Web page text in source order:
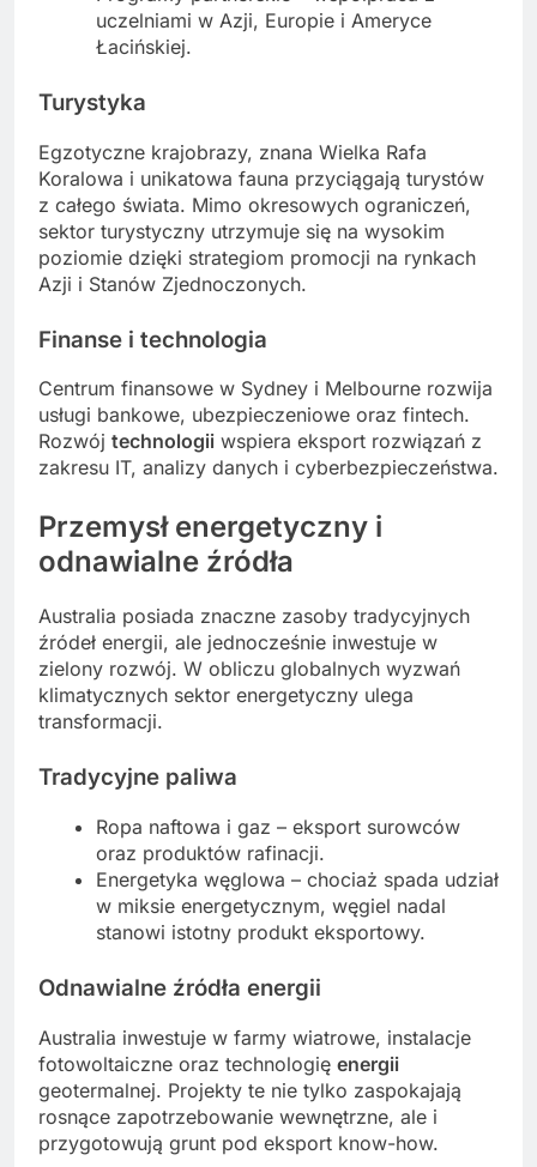
uczelniami w Azji, Europie i Ameryce
Łacińskiej.
Turystyka
Egzotyczne krajobrazy, znana Wielka Rafa
Koralowa i unikatowa fauna przyciągają turystów
z całego świata. Mimo okresowych ograniczeń,
sektor turystyczny utrzymuje się na wysokim
poziomie dzięki strategiom promocji na rynkach
Azji i Stanów Zjednoczonych.
Finanse i technologia
Centrum finansowe w Sydney i Melbourne rozwija
usługi bankowe, ubezpieczeniowe oraz fintech.
Rozwój technologii wspiera eksport rozwiązań z
zakresu IT, analizy danych i cyberbezpieczeństwa.
Przemysł energetyczny i
odnawialne źródła
Australia posiada znaczne zasoby tradycyjnych
źródeł energii, ale jednocześnie inwestuje w
zielony rozwój. W obliczu globalnych wyzwań
klimatycznych sektor energetyczny ulega
transformacji.
Tradycyjne paliwa
Ropa naftowa i gaz – eksport surowców
oraz produktów rafinacji.
Energetyka węglowa – chociaż spada udział
w miksie energetycznym, węgiel nadal
stanowi istotny produkt eksportowy.
Odnawialne źródła energii
Australia inwestuje w farmy wiatrowe, instalacje
fotowoltaiczne oraz technologię energii
geotermalnej. Projekty te nie tylko zaspokajają
rosnące zapotrzebowanie wewnętrzne, ale i
przygotowują grunt pod eksport know-how.